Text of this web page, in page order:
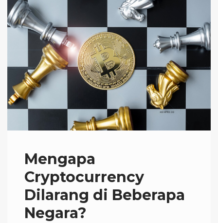
Mengapa
Cryptocurrency
Dilarang di Beberapa
Negara?